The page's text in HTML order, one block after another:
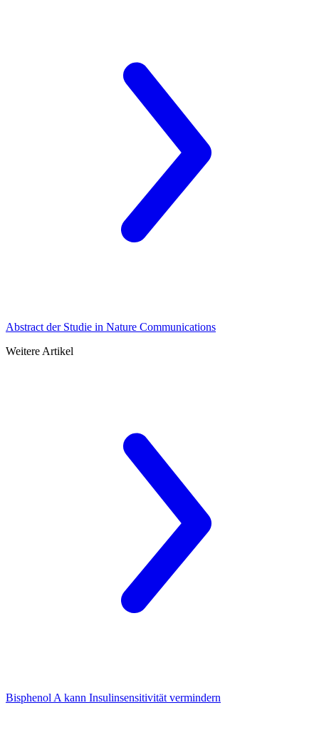
Abstract der Studie in Nature Communications
Weitere Artikel
Bisphenol Akann Insulinsensitivität vermindern